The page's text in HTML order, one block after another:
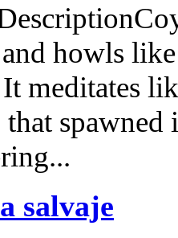
howls
meditates
that
salvaje